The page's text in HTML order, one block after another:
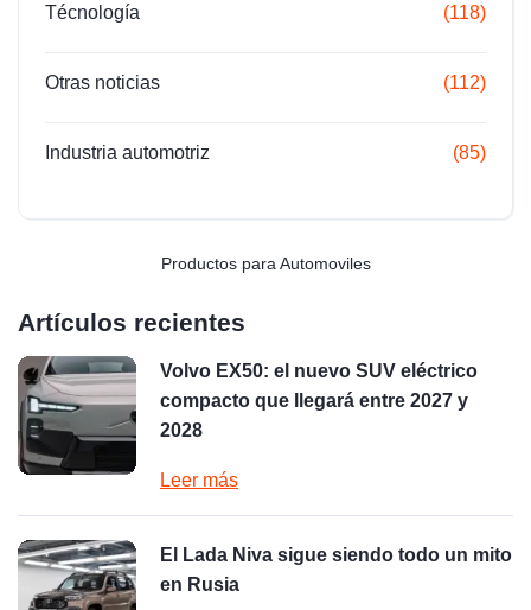
Técnología (118)
Otras noticias (112)
Industria automotriz (85)
Productos para Automoviles
Artículos recientes
Volvo EX50: el nuevo SUV eléctrico
compacto que llegará entre 2027 y
2028
Leer más
El Lada Niva sigue siendo todo un mito
en Rusia